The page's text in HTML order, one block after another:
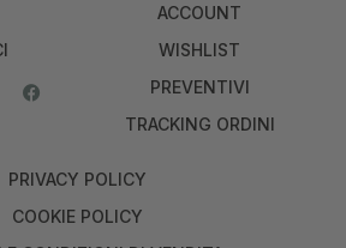
ACCOUNT
WISHLIST
PREVENTIVI
TRACKING ORDINI
PRIVACY POLICY
COOKIE POLICY